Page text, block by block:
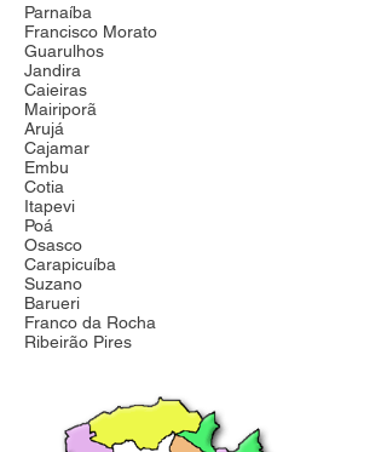
Parnaíba
Francisco Morato
Guarulhos
Jandira
Caieiras
Mairiporã
Arujá
Cajamar
Embu
Cotia
Itapevi
Poá
Osasco
Carapicuíba
Suzano
Barueri
Franco da Rocha
Ribeirão Pires